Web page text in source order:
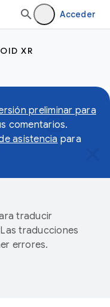
Acceder
XR
preliminar para
comentarios.
asistencia para
traducir
traducciones
errores.